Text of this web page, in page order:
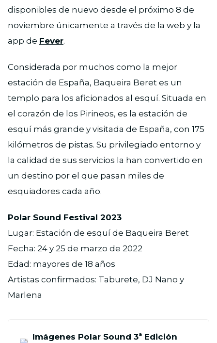
disponibles de nuevo desde el próximo 8 de
noviembre únicamente a través de la web y la
app de Fever.
Considerada por muchos como la mejor
estación de España, Baqueira Beret es un
templo para los aficionados al esquí. Situada en
el corazón de los Pirineos, es la estación de
esquí más grande y visitada de España, con 175
kilómetros de pistas. Su privilegiado entorno y
la calidad de sus servicios la han convertido en
un destino por el que pasan miles de
esquiadores cada año.
Polar Sound Festival 2023
Lugar: Estación de esquí de Baqueira Beret
Fecha: 24 y 25 de marzo de 2022
Edad: mayores de 18 años
Artistas confirmados: Taburete, DJ Nano y
Marlena
Imágenes Polar Sound 3ª Edición